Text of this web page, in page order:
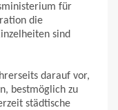
für
die
sind
darauf vor,
bestmöglich zu
städtische